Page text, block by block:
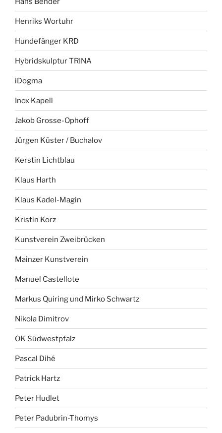
Henriks Wortuhr
Hundefänger KRD
Hybridskulptur TRINA
iDogma
Inox Kapell
Jakob Grosse-Ophoff
Jürgen Küster / Buchalov
Kerstin Lichtblau
Klaus Harth
Klaus Kadel-Magin
Kristin Korz
Kunstverein Zweibrücken
Mainzer Kunstverein
Manuel Castellote
Markus Quiring und Mirko Schwartz
Nikola Dimitrov
OK Südwestpfalz
Pascal Dihé
Patrick Hartz
Peter Hudlet
Peter Padubrin-Thomys